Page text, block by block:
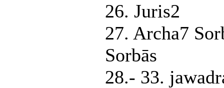
26. Juris2
27. Archa7
Sorbās
28.- 33.